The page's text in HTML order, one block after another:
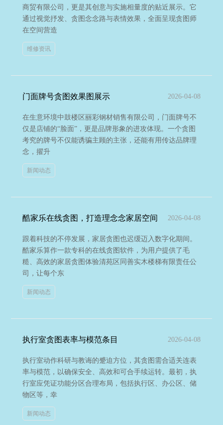
商贸有限公司，更是其创意与实施相量度的贴近展示。它
通过视觉抒发、贪图念念路与表情效果，全面呈现贪图师
在空间营造
维修资讯
门面牌号贪图效果图展示 2026-04-08
在生意环境中鼓楼区丽彩钢材销售有限公司，门面牌号不
仅是店铺的“脸面”，更是品牌形象的进攻体现。一个贪图
考究的牌号不仅能诱骗主顾的主张，还能有用传达品牌理
念，擢升
新闻动态
酷家乐在线贪图，打造理念念家居空间 2026-04-08
跟着科技的不停发展，家居贪图也迟缓迈入数字化期间。
酷家乐算作一款专科的在线贪图软件，为用户提供了毛
糙、高效的家居贪图体验清苑区同善实木楼梯有限责任公
司，让每个东
新闻动态
执行室贪图表率与模范条目 2026-04-08
执行室动作科研与教诲的蹙迫方位，其贪图需合适关连表
率与模范，以确保安全、高效和可合手续运转。最初，执
行室应凭证功能分区合理布局，包括执行区、办公区、储
物区等，幸
新闻动态